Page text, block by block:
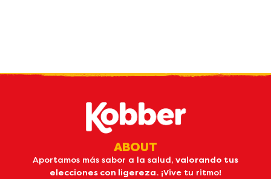
ABOUT
Aportamos más sabor a la salud, valorando tus
elecciones con ligereza. ¡Vive tu ritmo!